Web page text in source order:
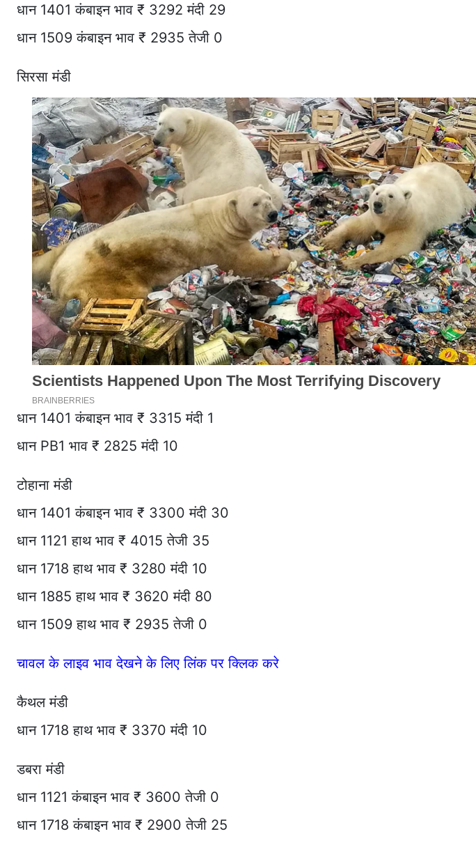
धान 1401 कंबाइन भाव ₹ 3292 मंदी 29
धान 1509 कंबाइन भाव ₹ 2935 तेजी 0
सिरसा मंडी
धान 1401 कंबाइन भाव ₹ 3315 मंदी 1
धान PB1 भाव ₹ 2825 मंदी 10
टोहाना मंडी
धान 1401 कंबाइन भाव ₹ 3300 मंदी 30
धान 1121 हाथ भाव ₹ 4015 तेजी 35
धान 1718 हाथ भाव ₹ 3280 मंदी 10
धान 1885 हाथ भाव ₹ 3620 मंदी 80
धान 1509 हाथ भाव ₹ 2935 तेजी 0
चावल के लाइव भाव देखने के लिए लिंक पर क्लिक करे
कैथल मंडी
धान 1718 हाथ भाव ₹ 3370 मंदी 10
डबरा मंडी
धान 1121 कंबाइन भाव ₹ 3600 तेजी 0
धान 1718 कंबाइन भाव ₹ 2900 तेजी 25